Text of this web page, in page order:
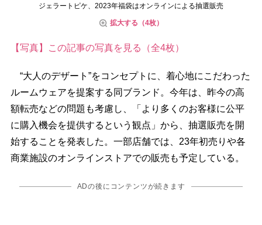
ジェラートピケ、2023年福袋はオンラインによる抽選販売
拡大する（4枚）
【写真】この記事の写真を見る（全4枚）
“大人のデザート”をコンセプトに、着心地にこだわった
ルームウェアを提案する同ブランド。今年は、昨今の高
額転売などの問題も考慮し、「より多くのお客様に公平
に購入機会を提供するという観点」から、抽選販売を開
始することを発表した。一部店舗では、23年初売りや各
商業施設のオンラインストアでの販売も予定している。
ADの後にコンテンツが続きます